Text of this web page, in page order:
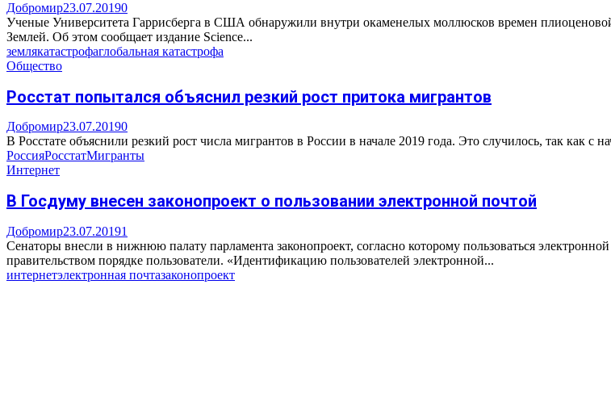
Добромир23.07.20190
Ученые Университета Гаррисберга в США обнаружили внутри окаменелых моллюсков времен плиоценовой
Землей. Об этом сообщает издание Science...
землякатастрофаглобальная катастрофа
Общество
Росстат попытался объяснил резкий рост притока мигрантов
Добромир23.07.20190
В Росстате объяснили резкий рост числа мигрантов в России в начале 2019 года. Это случилось, так как с
РоссияРосстатМигранты
Интернет
В Госдуму внесен законопроект о пользовании электронной почтой
Добромир23.07.20191
Сенаторы внесли в нижнюю палату парламента законопроект, согласно которому пользоваться
правительством порядке пользователи. «Идентификацию пользователей электронной...
интернетэлектронная почтазаконопроект